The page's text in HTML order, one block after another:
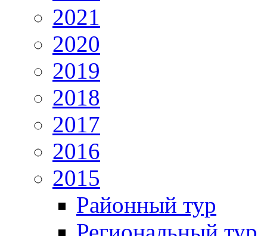
2021
2020
2019
2018
2017
2016
2015
Районный тур